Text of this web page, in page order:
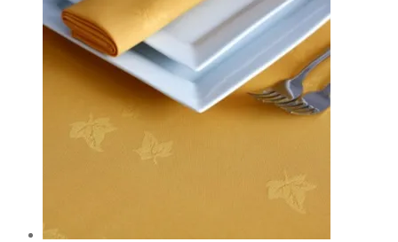
Mulighederne
kan
vælges
på
varesiden